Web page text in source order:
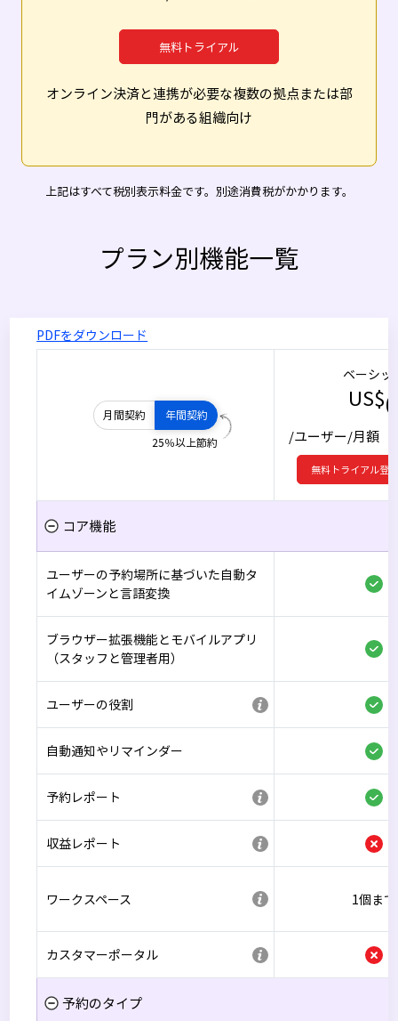
無料トライアル
オンライン決済と連携が必要な複数の拠点または部
門がある組織向け
上記はすべて税別表示料金です。別途消費税がかかります。
プラン別機能一覧
PDFをダウンロード
月間契約
年間契約
25％以上節約
ベーシッ
US$
/ユーザー/月額（
無料トライアル登
コア機能
ユーザーの予約場所に基づいた自動タ
イムゾーンと言語変換
ブラウザー拡張機能とモバイルアプリ
（スタッフと管理者用）
ユーザーの役割
自動通知やリマインダー
予約レポート
収益レポート
ワークスペース 1個まで
カスタマーポータル
予約のタイプ